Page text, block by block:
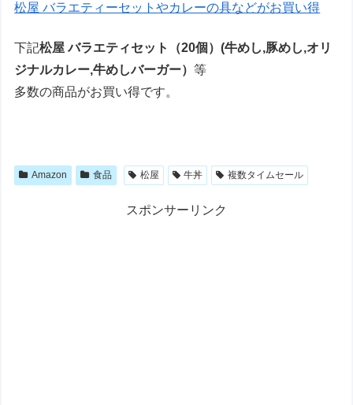
松屋 バラエティーセットやカレーの具などがお買い得
下記松屋 バラエティセット（20個）(牛めし,豚めし,オリ
ジナルカレー,牛めしバーガー）等
多数の商品がお買い得です。
Amazon 食品 松屋 牛丼 複数タイムセール
スポンサーリンク